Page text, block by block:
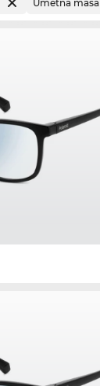
Umetna masa